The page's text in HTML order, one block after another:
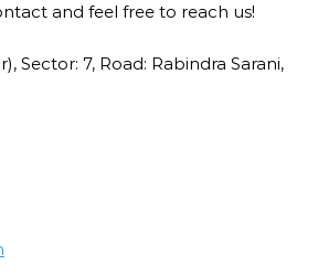
and feel free to reach us!
Sector: 7, Road: Rabindra Sarani,